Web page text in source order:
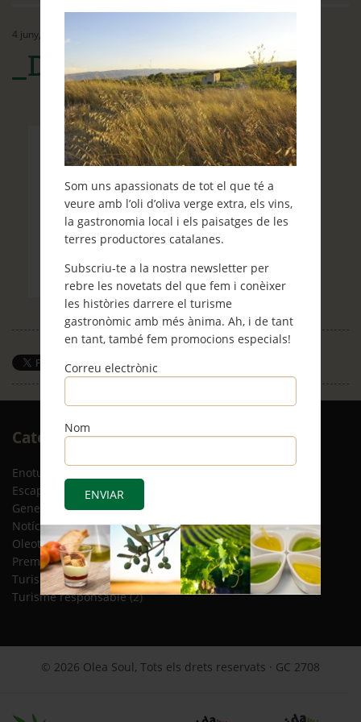
Som uns apassionats de tot el que té a
veure amb l’oli d’oliva verge extra, els vins,
la gastronomia local i els paisatges de les
terres productores catalanes.
Subscriu-te a la nostra newsletter per
rebre les novetats del que fem i conèixer
les històries darrere el turisme
gastronòmic amb més ànima. Ah, i de tant
en tant, també fem promocions especials!
Correu electrònic
Nom
Contacte
Què et ve de gust fer?
4 juny, 2015
_DSC7107
Save
Categories
Enoturisme
Escapades
(12)
General
(8)
Notícies(4)
Oleoturisme(13)
Premsa(2)
Turisme gastronòmic(15)
Turisme responsable(2)
Arxiu
RSS
© 2026 Olea Soul, Tots els drets reservats · GC 2708